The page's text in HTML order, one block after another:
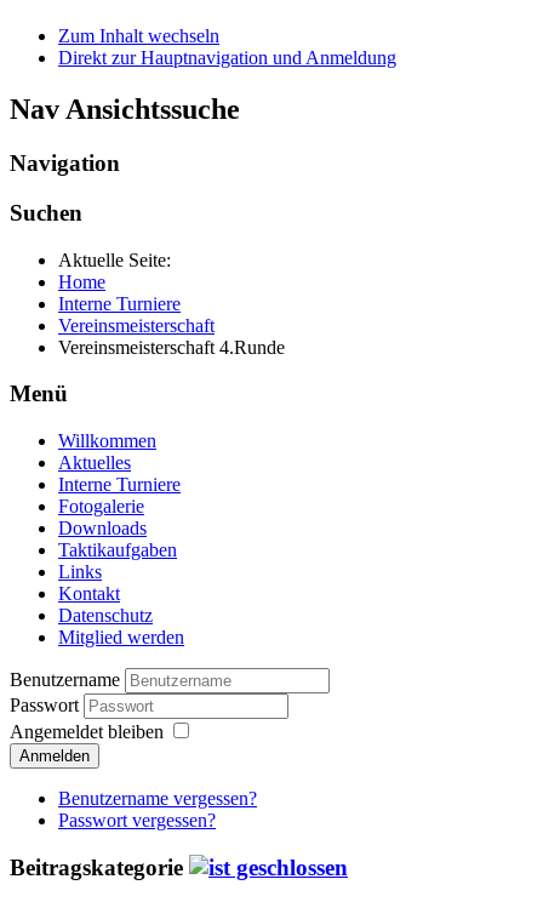
Zum Inhalt wechseln
Direkt zur Hauptnavigation und Anmeldung
Nav Ansichtssuche
Navigation
Suchen
Aktuelle Seite:
Home
Interne Turniere
Vereinsmeisterschaft
Vereinsmeisterschaft 4.Runde
Menü
Willkommen
Aktuelles
Interne Turniere
Fotogalerie
Downloads
Taktikaufgaben
Links
Kontakt
Datenschutz
Mitglied werden
Benutzername
Passwort
Angemeldet bleiben
Anmelden
Benutzername vergessen?
Passwort vergessen?
Beitragskategorie